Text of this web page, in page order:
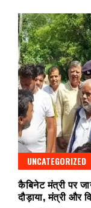
UNCATEGORIZED
कैबिनेट मंत्री पर
दौड़ाया, मंत्री और